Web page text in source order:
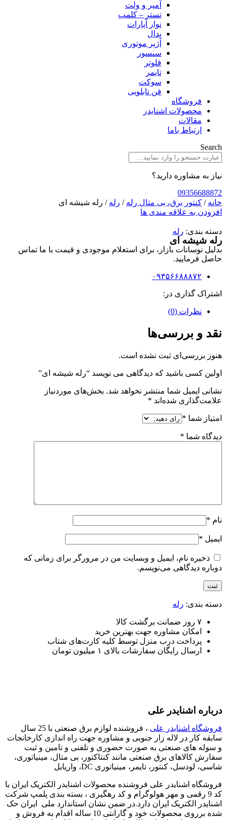
آمپر و ولت
تستر – کلمپ
نوار آپارات
پدال
آژیر موتوری
سنسور
فلوتر
تایمر
سوکت
فن تابلویی
فروشگاه
محصولات اشنایدر
مقالات
ارتباط باما
Search
نیاز به مشاوره دارید؟
09356688872
خانه / کنتور برق، بی متال رله / رله / رله شیشه ای
افزودن به علاقه مندی ها
دسته بندی: رله
رله شیشه ای
بدلیل نوسانات بازار، برای استعلام موجودی و قیمت با ما تماس
حاصل فرمایید.
۰۹۳۵۶۶۸۸۸۷۲
اشتراک گذاری در:
نظرات (0)
نقد و بررسی‌ها
هنوز بررسی‌ای ثبت نشده است.
اولین کسی باشید که دیدگاهی می نویسد “رله شیشه ای”
نشانی ایمیل شما منتشر نخواهد شد. بخش‌های موردنیاز
علامت‌گذاری شده‌اند *
امتیاز شما *
دیدگاه شما *
نام *
ایمیل *
ذخیره نام، ایمیل و وبسایت من در مرورگر برای زمانی که
دوباره دیدگاهی می‌نویسم.
دسته بندی: رله
۷ روز ضمانت برگشت کالا
امکان مشاوره جهت بهترین خرید
پرداخت درب منزل توسط کلیه کارت‌های شتاب
ارسال رایگان سفارشات بالای ۱ میلیون تومان
درباره اشنایدر علی
فروشگاه اشنایدر علی
، فروشنده لوازم برق صنعتی با 25 سال
سابقه کار در لاله زار جنوبی و مشاوره جهت راه اندازی کارخانجات
و سوله های صنعتی به صورت حضوری و تلفنی و تامین و ثبت
سفارش کالاهای برق صنعتی مانند کنتاکتور، بی متال، مینیاتوری،
شاسی، لودسل، کنتور، تایمر، مینیاتوری DC، واریابل
فروشگاه اشنایدر علی فروشنده محصولات اشنایدر الکتریک ایران با
کد 9 رقمی و مهر هولوگرام و کد رهگیری ، بسته بندی پلمپ شرکت
اشنایدر الکتریک ایران دارد.در ضمن نشان استاندارد ملی ایران حک
شده برروی محصولات خود و گارانتی 10 ساله اقدام به فروش و